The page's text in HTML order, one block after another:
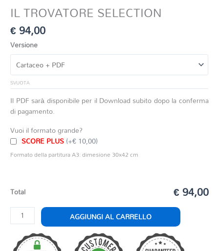
IL TROVATORE SELECTION
€94,00
Versione
SVUOTA
Il PDF sarà disponibile per il Download subito dopo la conferma
di pagamento.
Vuoi il formato grande?
SCORE PLUS(+€ 10,00)
Formato della partitura A3: dimesione 30x42 cm
Total € 94,00
IL
TROVATORE
SELECTION
quantità
AGGIUNGI AL CARRELLO